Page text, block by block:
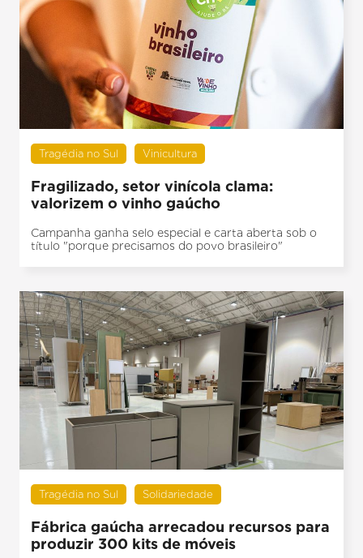
Tragédia no Sul Vinicultura
Fragilizado, setor vinícola clama:
valorizem o vinho gaúcho
Campanha ganha selo especial e carta aberta sob o
título "porque precisamos do povo brasileiro"
Tragédia no Sul Solidariedade
Fábrica gaúcha arrecadou recursos para
produzir 300 kits de móveis